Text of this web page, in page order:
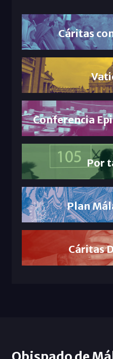
Cáritas
Conferencia
Por
Plan
Cáritas